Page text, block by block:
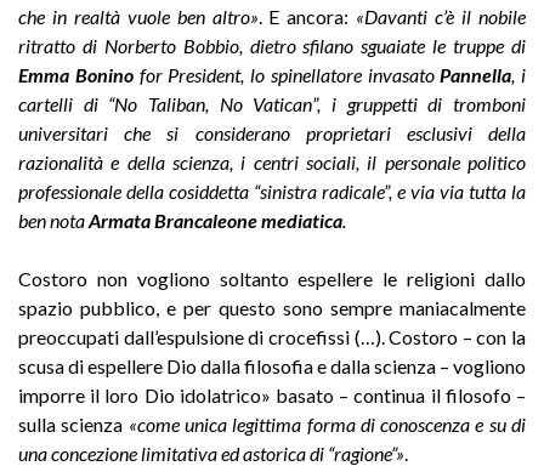
che in realtà vuole ben altro» . E ancora: «Davanti c’è il nobile
ritratto di Norberto Bobbio, dietro sfilano sguaiate le truppe di
Emma Boninofor President, lo spinellatore invasato Pannella , i
cartelli di “No Taliban, No Vatican”, i gruppetti di tromboni
universitari che si considerano proprietari esclusivi della
razionalità e della scienza, i centri sociali, il personale politico
professionale della cosiddetta “sinistra radicale”, e via via tutta la
ben notaArmata Brancaleone mediatica
Costoro non vogliono soltanto espellere le religioni dallo
spazio pubblico, e per questo sono sempre maniacalmente
preoccupati dall’espulsione di crocefissi (…). Costoro – con la
scusa di espellere Dio dalla filosofia e dalla scienza – vogliono
imporre il loro Dio idolatrico» basato – continua il filosofo –
sulla scienza «come unica legittima forma di conoscenza e su di
una concezione limitativa ed astorica di “ragione”»